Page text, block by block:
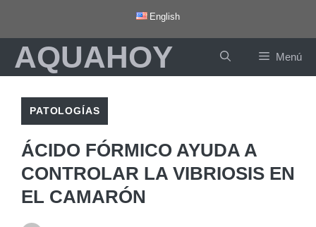
contenido
English
AQUAHOY Menú
PATOLOGÍAS
ÁCIDO FÓRMICO AYUDA A
CONTROLAR LA VIBRIOSIS EN
EL CAMARÓN